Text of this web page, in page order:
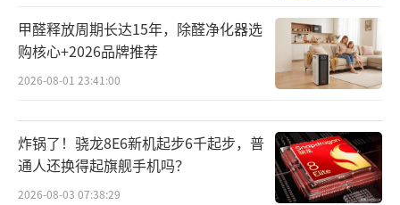
甲醛释放周期长达15年，除醛净化器选
购核心+2026品牌推荐
2026-08-01 23:41:00
炸锅了！骁龙8E6新机起步6千起步，普
通人还换得起旗舰手机吗？
2026-08-03 07:38:29